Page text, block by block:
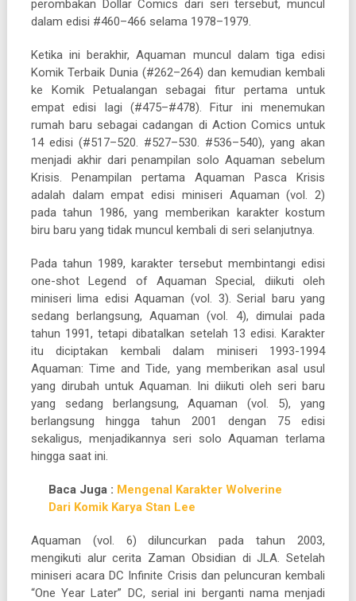
perombakan Dollar Comics dari seri tersebut, muncul
dalam edisi #460–466 selama 1978–1979.
Ketika ini berakhir, Aquaman muncul dalam tiga edisi
Komik Terbaik Dunia (#262–264) dan kemudian kembali
ke Komik Petualangan sebagai fitur pertama untuk
empat edisi lagi (#475–#478). Fitur ini menemukan
rumah baru sebagai cadangan di Action Comics untuk
14 edisi (#517–520. #527–530. #536–540), yang akan
menjadi akhir dari penampilan solo Aquaman sebelum
Krisis. Penampilan pertama Aquaman Pasca Krisis
adalah dalam empat edisi miniseri Aquaman (vol. 2)
pada tahun 1986, yang memberikan karakter kostum
biru baru yang tidak muncul kembali di seri selanjutnya.
Pada tahun 1989, karakter tersebut membintangi edisi
one-shot Legend of Aquaman Special, diikuti oleh
miniseri lima edisi Aquaman (vol. 3). Serial baru yang
sedang berlangsung, Aquaman (vol. 4), dimulai pada
tahun 1991, tetapi dibatalkan setelah 13 edisi. Karakter
itu diciptakan kembali dalam miniseri 1993-1994
Aquaman: Time and Tide, yang memberikan asal usul
yang dirubah untuk Aquaman. Ini diikuti oleh seri baru
yang sedang berlangsung, Aquaman (vol. 5), yang
berlangsung hingga tahun 2001 dengan 75 edisi
sekaligus, menjadikannya seri solo Aquaman terlama
hingga saat ini.
Baca Juga : Mengenal Karakter Wolverine
Dari Komik Karya Stan Lee
Aquaman (vol. 6) diluncurkan pada tahun 2003,
mengikuti alur cerita Zaman Obsidian di JLA. Setelah
miniseri acara DC Infinite Crisis dan peluncuran kembali
“One Year Later” DC, serial ini berganti nama menjadi